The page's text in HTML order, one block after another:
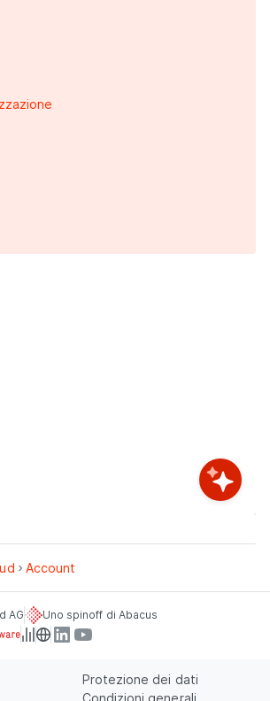
Account
AG Uno spinoff di Abacus
Protezione dei dati
Condizioni generali